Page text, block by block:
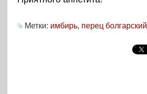
Метки: имбирь, перец болгарский